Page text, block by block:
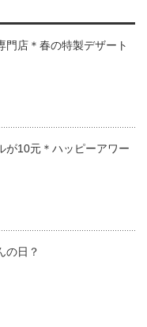
門店＊春の特製デザート
が10元＊ハッピーアワー
の日？